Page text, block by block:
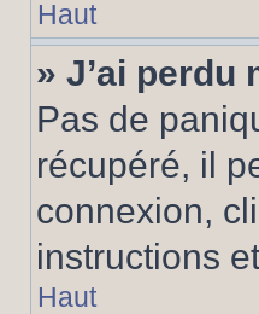
Haut
» J’ai perdu
Pas de
récupéré, il
connexion,
instructions
Haut